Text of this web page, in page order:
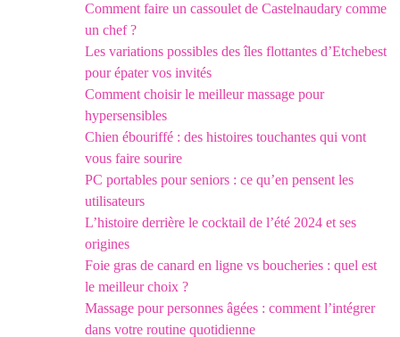
Comment faire un cassoulet de Castelnaudary comme
un chef ?
Les variations possibles des îles flottantes d’Etchebest
pour épater vos invités
Comment choisir le meilleur massage pour
hypersensibles
Chien ébouriffé : des histoires touchantes qui vont
vous faire sourire
PC portables pour seniors : ce qu’en pensent les
utilisateurs
L’histoire derrière le cocktail de l’été 2024 et ses
origines
Foie gras de canard en ligne vs boucheries : quel est
le meilleur choix ?
Massage pour personnes âgées : comment l’intégrer
dans votre routine quotidienne